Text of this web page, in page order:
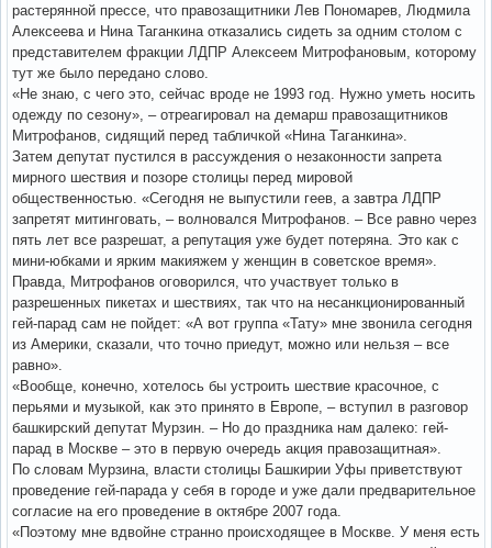
растерянной прессе, что правозащитники Лев Пономарев, Людмила
Алексеева и Нина Таганкина отказались сидеть за одним столом с
представителем фракции ЛДПР Алексеем Митрофановым, которому
тут же было передано слово.
«Не знаю, с чего это, сейчас вроде не 1993 год. Нужно уметь носить
одежду по сезону», – отреагировал на демарш правозащитников
Митрофанов, сидящий перед табличкой «Нина Таганкина».
Затем депутат пустился в рассуждения о незаконности запрета
мирного шествия и позоре столицы перед мировой
общественностью. «Сегодня не выпустили геев, а завтра ЛДПР
запретят митинговать, – волновался Митрофанов. – Все равно через
пять лет все разрешат, а репутация уже будет потеряна. Это как с
мини-юбками и ярким макияжем у женщин в советское время».
Правда, Митрофанов оговорился, что участвует только в
разрешенных пикетах и шествиях, так что на несанкционированный
гей-парад сам не пойдет: «А вот группа «Тату» мне звонила сегодня
из Америки, сказали, что точно приедут, можно или нельзя – все
равно».
«Вообще, конечно, хотелось бы устроить шествие красочное, с
перьями и музыкой, как это принято в Европе, – вступил в разговор
башкирский депутат Мурзин. – Но до праздника нам далеко: гей-
парад в Москве – это в первую очередь акция правозащитная».
По словам Мурзина, власти столицы Башкирии Уфы приветствуют
проведение гей-парада у себя в городе и уже дали предварительное
согласие на его проведение в октябре 2007 года.
«Поэтому мне вдвойне странно происходящее в Москве. У меня есть